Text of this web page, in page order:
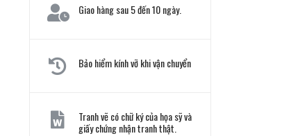
Giao hàng sau 5 đến 10 ngày.
Bảo hiểm kính vỡ khi vận chuyển
Tranh vẽ có chữ ký của họa sỹ và
giấy chứng nhận tranh thật.